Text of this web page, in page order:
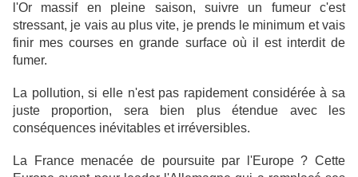
l'Or massif en pleine saison, suivre un fumeur c'est
stressant, je vais au plus vite, je prends le minimum et vais
finir mes courses en grande surface où il est interdit de
fumer.
La pollution, si elle n'est pas rapidement considérée à sa
juste proportion, sera bien plus étendue avec les
conséquences inévitables et irréversibles.
La France menacée de poursuite par l'Europe ? Cette